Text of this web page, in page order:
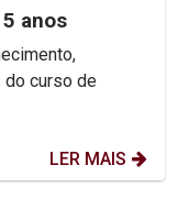
anos
curso de
LER MAIS